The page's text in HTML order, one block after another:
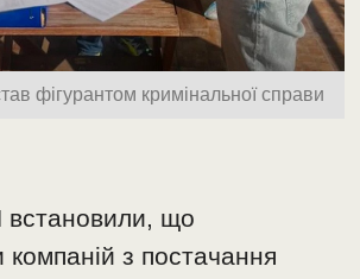
фігурантом кримінальної справи
що
компаній з постачання